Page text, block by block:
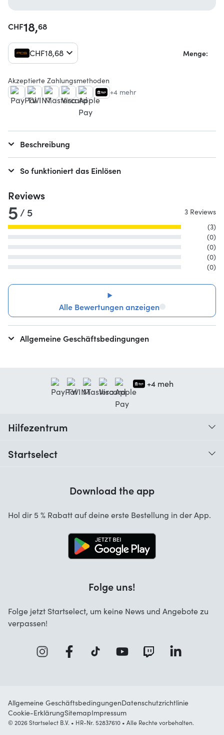
CHF18,68
CHF18,68 Menge:
Akzeptierte Zahlungsmethoden
+4 mehr
Beschreibung
So funktioniert das Einlösen
Reviews
5 / 5
3 Reviews
(3)
(0)
(0)
(0)
(0)
Alle Bewertungen anzeigen
Allgemeine Geschäftsbedingungen
+4 meh
Hilfezentrum
Startselect
Startselect App
Download the app
Hol dir 5 % Rabatt auf deine erste Bestellung in der App.
Folge uns!
Folge jetzt Startselect, um keine News und Angebote zu
verpassen!
Allgemeine GeschäftsbedingungenDatenschutzrichtlinie
Cookie-ErklärungSitemapImpressum
© 2026 Startselect B.V. • HR-Nr. 52837610 • Alle Rechte vorbehalten.